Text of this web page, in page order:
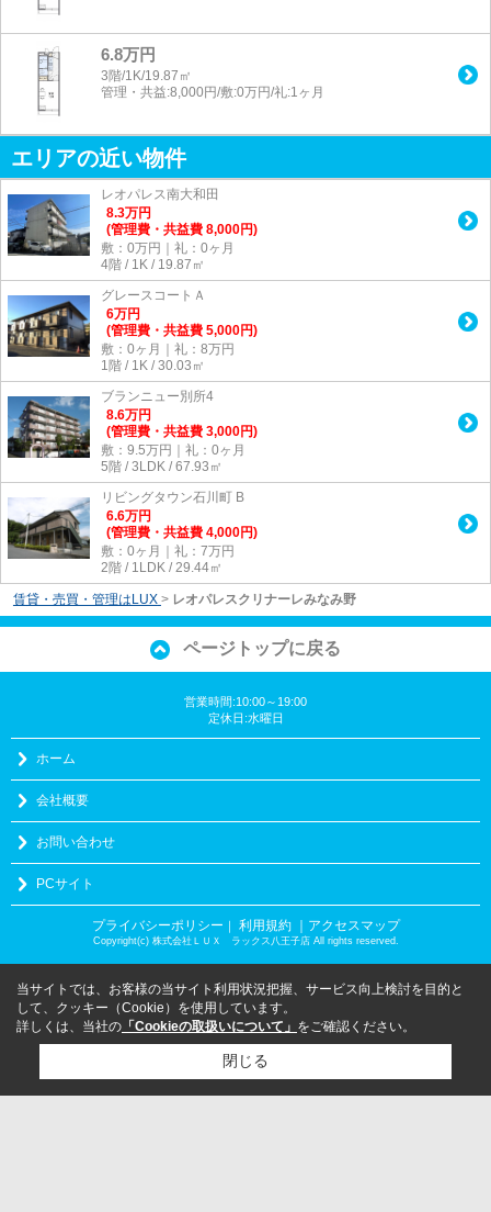
6.8万円
3階/1K/19.87㎡
管理・共益:8,000円/敷:0万円/礼:1ヶ月
エリアの近い物件
レオパレス南大和田
8.3万円
(管理費・共益費 8,000円)
敷：0万円｜礼：0ヶ月
4階 / 1K / 19.87㎡
グレースコートＡ
6万円
(管理費・共益費 5,000円)
敷：0ヶ月｜礼：8万円
1階 / 1K / 30.03㎡
ブランニュー別所4
8.6万円
(管理費・共益費 3,000円)
敷：9.5万円｜礼：0ヶ月
5階 / 3LDK / 67.93㎡
リビングタウン石川町 B
6.6万円
(管理費・共益費 4,000円)
敷：0ヶ月｜礼：7万円
2階 / 1LDK / 29.44㎡
賃貸・売買・管理はLUX > レオパレスクリナーレみなみ野
ページトップに戻る
営業時間:10:00～19:00
定休日:水曜日
ホーム
会社概要
お問い合わせ
PCサイト
プライバシーポリシー ｜ 利用規約 ｜アクセスマップ
Copyright(c) 株式会社ＬＵＸ ラックス八王子店 All rights reserved.
当サイトでは、お客様の当サイト利用状況把握、サービス向上検討を目的と
して、クッキー（Cookie）を使用しています。
詳しくは、当社の 「Cookieの取扱いについて」 をご確認ください。
閉じる